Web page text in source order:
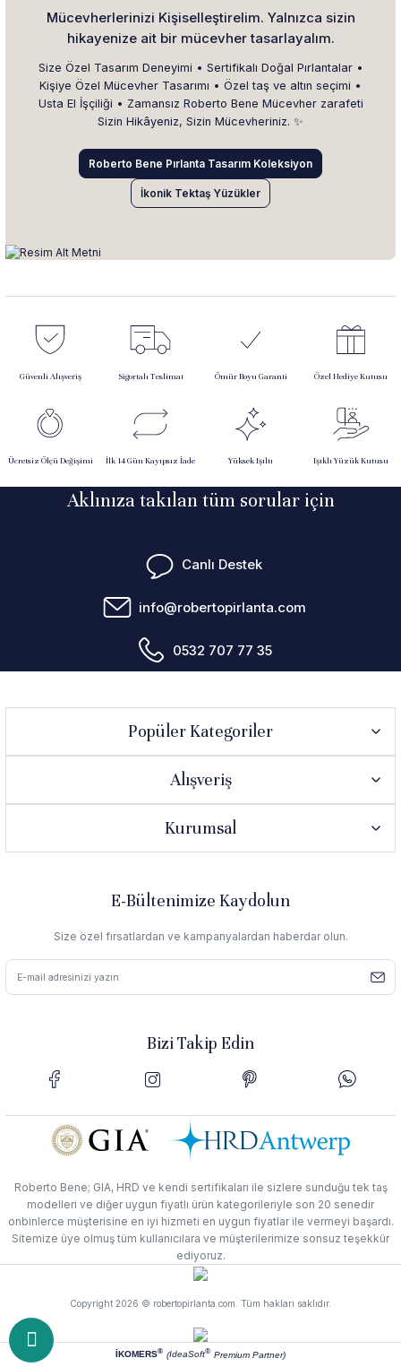
Mücevherlerinizi Kişiselleştirelim. Yalnızca sizin
hikayenize ait bir mücevher tasarlayalım.
Size Özel Tasarım Deneyimi • Sertifikalı Doğal Pırlantalar •
Kişiye Özel Mücevher Tasarımı • Özel taş ve altın seçimi •
Usta El İşçiliği • Zamansız Roberto Bene Mücevher zarafeti
Sizin Hikâyeniz, Sizin Mücevheriniz. ✨
Roberto Bene Pırlanta Tasarım Koleksiyon
İkonik Tektaş Yüzükler
Güvenli Alışveriş Sigortalı Teslimat Ömür Boyu Garanti Özel Hediye Kutusu
Ücretsiz Ölçü Değişimi İlk 14 Gün Kayıpsız İade Yüksek Işıltı Işıklı Yüzük Kutusu
Aklınıza takılan tüm sorular için
Canlı Destek
info@robertopirlanta.com
0532 707 77 35
Popüler Kategoriler
Alışveriş
Kurumsal
E-Bültenimize Kaydolun
Size özel fırsatlardan ve kampanyalardan haberdar olun.
Bizi Takip Edin
Roberto Bene; GIA, HRD ve kendi sertifikaları ile sizlere sunduğu tek taş
modelleri ve diğer uygun fiyatlı ürün kategorileriyle son 20 senedir
onbinlerce müşterisine en iyi hizmeti en uygun fiyatlar ile vermeyi başardı.
Sitemize üye olmuş tüm kullanıcılara ve müşterilerimize sonsuz teşekkür
ediyoruz.
Copyright 2026 © robertopirlanta.com. Tüm hakları saklıdır.
İKOMERS® (IdeaSoft® Premium Partner)